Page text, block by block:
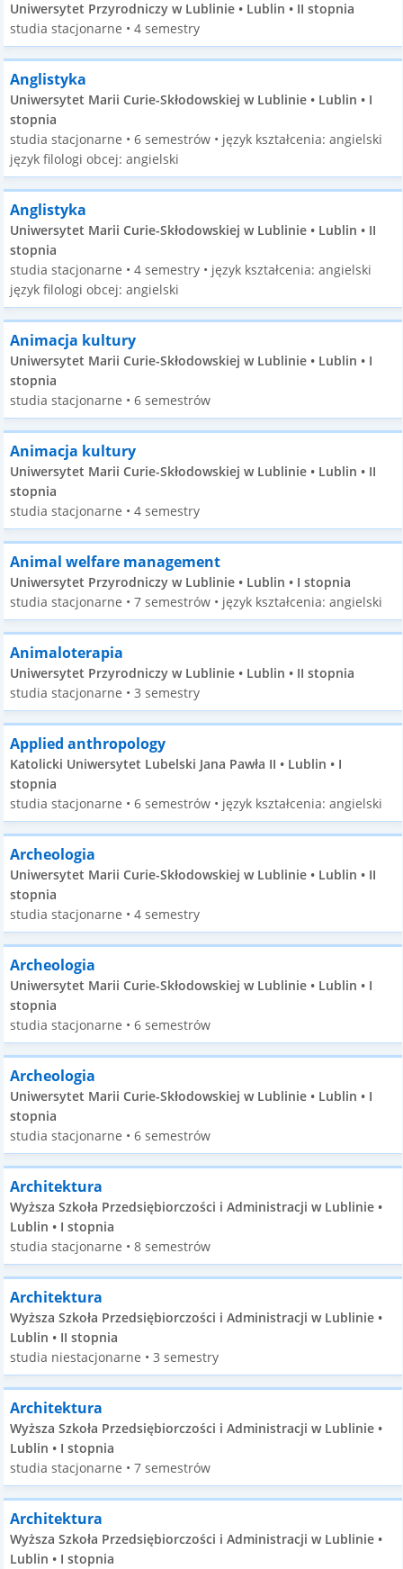
Uniwersytet Przyrodniczy w Lublinie • Lublin • II stopnia
studia stacjonarne • 4 semestry
Anglistyka
Uniwersytet Marii Curie-Skłodowskiej w Lublinie • Lublin • I
stopnia
studia stacjonarne • 6 semestrów • język kształcenia: angielski
język filologi obcej: angielski
Anglistyka
Uniwersytet Marii Curie-Skłodowskiej w Lublinie • Lublin • II
stopnia
studia stacjonarne • 4 semestry • język kształcenia: angielski
język filologi obcej: angielski
Animacja kultury
Uniwersytet Marii Curie-Skłodowskiej w Lublinie • Lublin • I
stopnia
studia stacjonarne • 6 semestrów
Animacja kultury
Uniwersytet Marii Curie-Skłodowskiej w Lublinie • Lublin • II
stopnia
studia stacjonarne • 4 semestry
Animal welfare management
Uniwersytet Przyrodniczy w Lublinie • Lublin • I stopnia
studia stacjonarne • 7 semestrów • język kształcenia: angielski
Animaloterapia
Uniwersytet Przyrodniczy w Lublinie • Lublin • II stopnia
studia stacjonarne • 3 semestry
Applied anthropology
Katolicki Uniwersytet Lubelski Jana Pawła II • Lublin • I
stopnia
studia stacjonarne • 6 semestrów • język kształcenia: angielski
Archeologia
Uniwersytet Marii Curie-Skłodowskiej w Lublinie • Lublin • II
stopnia
studia stacjonarne • 4 semestry
Archeologia
Uniwersytet Marii Curie-Skłodowskiej w Lublinie • Lublin • I
stopnia
studia stacjonarne • 6 semestrów
Archeologia
Uniwersytet Marii Curie-Skłodowskiej w Lublinie • Lublin • I
stopnia
studia stacjonarne • 6 semestrów
Architektura
Wyższa Szkoła Przedsiębiorczości i Administracji w Lublinie •
Lublin • I stopnia
studia stacjonarne • 8 semestrów
Architektura
Wyższa Szkoła Przedsiębiorczości i Administracji w Lublinie •
Lublin • II stopnia
studia niestacjonarne • 3 semestry
Architektura
Wyższa Szkoła Przedsiębiorczości i Administracji w Lublinie •
Lublin • I stopnia
studia stacjonarne • 7 semestrów
Architektura
Wyższa Szkoła Przedsiębiorczości i Administracji w Lublinie •
Lublin • I stopnia